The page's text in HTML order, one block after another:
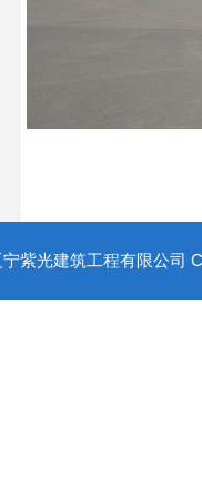
宁紫光建筑工程有限公司